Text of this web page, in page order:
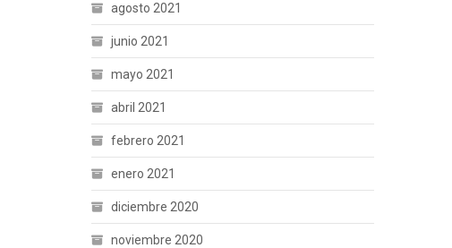
agosto 2021
junio 2021
mayo 2021
abril 2021
febrero 2021
enero 2021
diciembre 2020
noviembre 2020